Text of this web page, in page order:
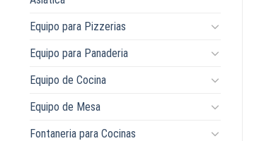
Equipo para Pizzerias
Equipo para Panaderia
Equipo de Cocina
Equipo de Mesa
Fontaneria para Cocinas